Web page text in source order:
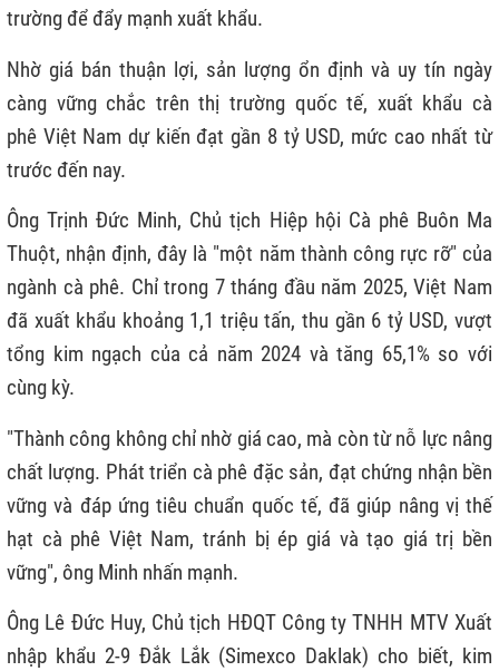
trường để đẩy mạnh xuất khẩu.
Nhờ giá bán thuận lợi, sản lượng ổn định và uy tín ngày
càng vững chắc trên thị trường quốc tế, xuất khẩu cà
phê Việt Nam dự kiến đạt gần 8 tỷ USD, mức cao nhất từ
trước đến nay.
Ông Trịnh Đức Minh, Chủ tịch Hiệp hội Cà phê Buôn Ma
Thuột, nhận định, đây là "một năm thành công rực rỡ" của
ngành cà phê. Chỉ trong 7 tháng đầu năm 2025, Việt Nam
đã xuất khẩu khoảng 1,1 triệu tấn, thu gần 6 tỷ USD, vượt
tổng kim ngạch của cả năm 2024 và tăng 65,1% so với
cùng kỳ.
"Thành công không chỉ nhờ giá cao, mà còn từ nỗ lực nâng
chất lượng. Phát triển cà phê đặc sản, đạt chứng nhận bền
vững và đáp ứng tiêu chuẩn quốc tế, đã giúp nâng vị thế
hạt cà phê Việt Nam, tránh bị ép giá và tạo giá trị bền
vững", ông Minh nhấn mạnh.
Ông Lê Đức Huy, Chủ tịch HĐQT Công ty TNHH MTV Xuất
nhập khẩu 2-9 Đắk Lắk (Simexco Daklak) cho biết, kim